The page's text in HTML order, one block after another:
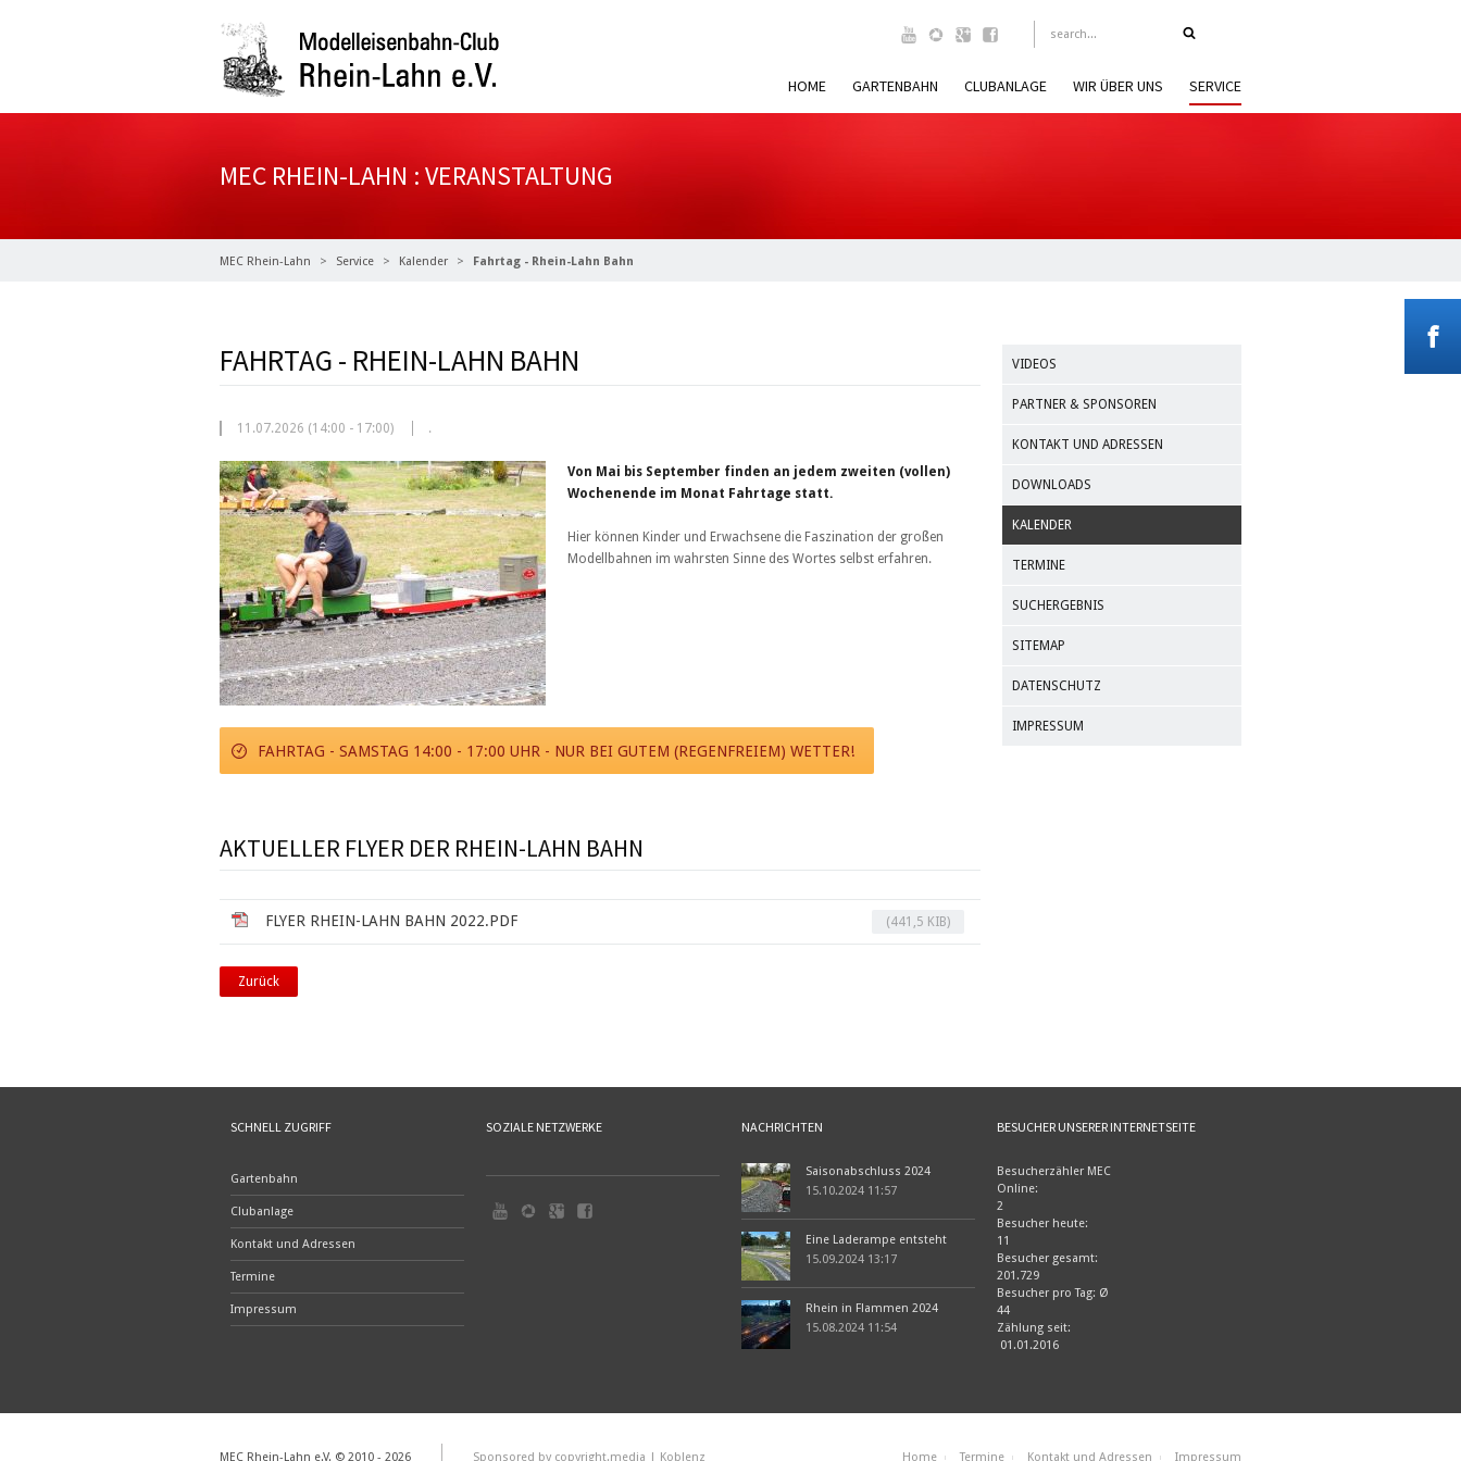
HOME GARTENBAHN CLUBANLAGE WIR ÜBER UNS SERVICE
MEC RHEIN-LAHN : VERANSTALTUNG
MEC Rhein-Lahn Service Kalender Fahrtag - Rhein-Lahn Bahn
FAHRTAG - RHEIN-LAHN BAHN
11.07.2026 (14:00 - 17:00) .
Von Mai bis September finden an jedem zweiten (vollen)
Wochenende im Monat Fahrtage statt.
Hier können Kinder und Erwachsene die Faszination der großen
Modellbahnen im wahrsten Sinne des Wortes selbst erfahren.
FAHRTAG - SAMSTAG 14:00 - 17:00 UHR - NUR BEI GUTEM (REGENFREIEM) WETTER!
AKTUELLER FLYER DER RHEIN-LAHN BAHN
FLYER RHEIN-LAHN BAHN 2022.PDF (441,5 KIB)
Zurück
VIDEOS
PARTNER & SPONSOREN
KONTAKT UND ADRESSEN
DOWNLOADS
KALENDER
TERMINE
SUCHERGEBNIS
SITEMAP
DATENSCHUTZ
IMPRESSUM
SCHNELL ZUGRIFF
Gartenbahn
Clubanlage
Kontakt und Adressen
Termine
Impressum
SOZIALE NETZWERKE NACHRICHTEN
Saisonabschluss 2024
15.10.2024 11:57
Eine Laderampe entsteht
15.09.2024 13:17
Rhein in Flammen 2024
15.08.2024 11:54
BESUCHER UNSERER INTERNETSEITE
Besucherzähler MEC
Online:
2
Besucher heute:
11
Besucher gesamt:
201.729
Besucher pro Tag: Ø
44
Zählung seit:
01.01.2016
MEC Rhein-Lahn e.V. © 2010 - 2026 Sponsored by copyright.media | Koblenz Home Termine Kontakt und Adressen Impressum